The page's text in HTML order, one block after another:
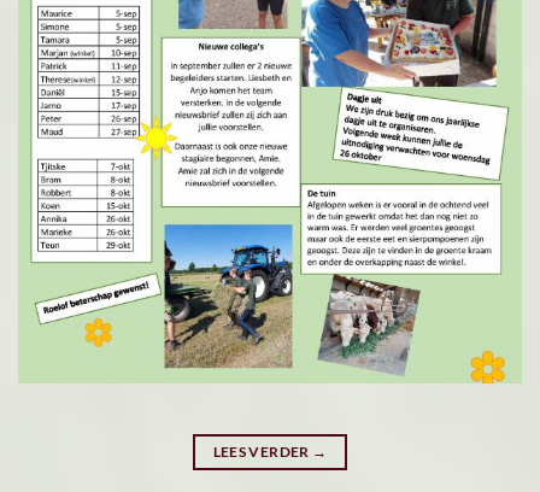
LEES VERDER →